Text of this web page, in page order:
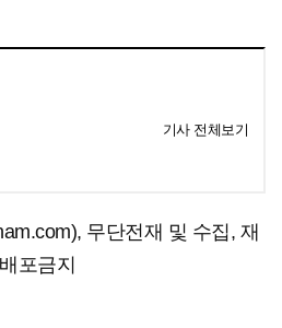
기사 전체보기
무단전재 및 수집, 재
배포금지